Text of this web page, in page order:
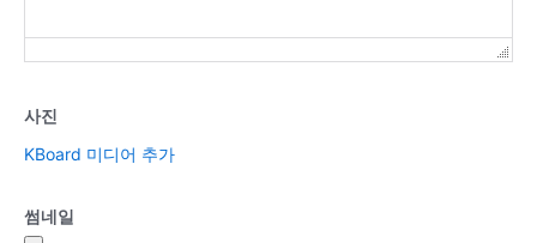
사진
KBoard 미디어 추가
썸네일